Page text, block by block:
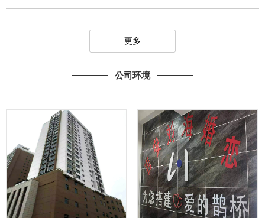
更多
公司环境